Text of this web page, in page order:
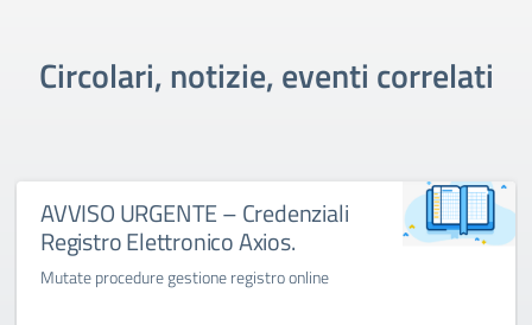
Circolari, notizie, eventi correlati
AVVISO URGENTE – Credenziali
Registro Elettronico Axios.
Mutate procedure gestione registro online